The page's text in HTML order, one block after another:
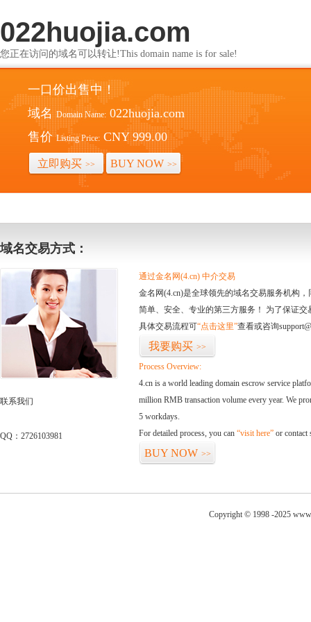
022huojia.com
您正在访问的域名可以转让!This domain name is for sale!
一口价出售中！
域名 Domain Name: 022huojia.com
售价 Listing Price: CNY 999.00
立即购买 >> BUY NOW >>
域名交易方式：
联系我们
QQ：2726103981
通过金名网(4.cn) 中介交易
金名网(4.cn)是全球领先的域名交易服务机构
简单、安全、专业的第三方服务！ 为了保证
具体交易流程可“点击这里”查看或咨询
我要购买 >>
Process Overview:
4.cn is a world leading domain escrow service
million RMB transaction volume every year. We
5 workdays.
For detailed process, you can “visit here” or contact
BUY NOW >>
Copyright © 1998 -2025